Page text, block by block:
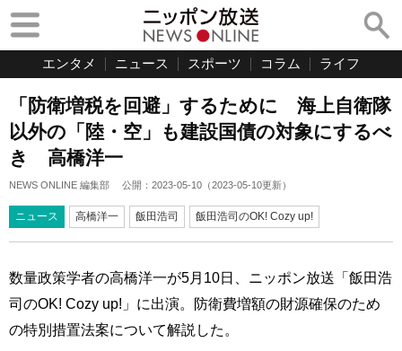
エンタメ ニュース スポーツ コラム ライフ
「防衛増税を回避」するために 海上自衛隊
以外の「陸・空」も建設国債の対象にするべ
き 高橋洋一
NEWS ONLINE 編集部 公開： 2023-05-10 （2023-05-10更新）
ニュース 高橋洋一 飯田浩司 飯田浩司のOK! Cozy up!
数量政策学者の高橋洋一が5月10日、ニッポン放送「飯田浩
司のOK! Cozy up!」に出演。防衛費増額の財源確保のため
の特別措置法案について解説した。